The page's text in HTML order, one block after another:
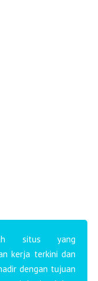
situs yang
kerja terkini dan
dengan tujuan